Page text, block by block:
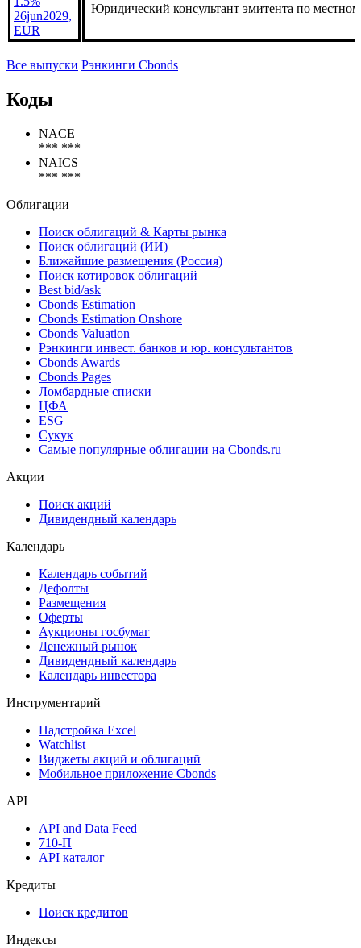
26jun2029,
EUR
Сербия,
26jun2029,
Юридический консультант эмитента по
Коды
*** ***
*** ***
Облигации
Поиск облигаций & Карты рынка
Поиск облигаций (ИИ)
Ближайшие размещения (Россия)
Поиск котировок облигаций
Best bid/ask
Cbonds Estimation
Cbonds Estimation Onshore
Cbonds Valuation
Рэнкинги инвест. банков и юр. консультантов
Cbonds Awards
Cbonds Pages
Ломбардные списки
ESG
Самые популярные облигации на Cbonds.ru
Дивидендный календарь
Календарь
Календарь событий
Дефолты
Размещения
Оферты
Аукционы госбумаг
Денежный рынок
Календарь инвестора
Инструментарий
Надстройка Excel
Мобильное приложение Cbonds
API
API and Data Feed
API каталог
Кредиты